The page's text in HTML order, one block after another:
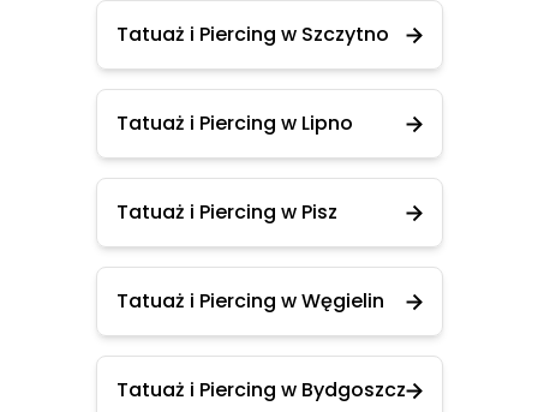
Tatuaż i Piercing w Szczytno
Tatuaż i Piercing w Lipno
Tatuaż i Piercing w Pisz
Tatuaż i Piercing w Węgielin
Tatuaż i Piercing w Bydgoszcz